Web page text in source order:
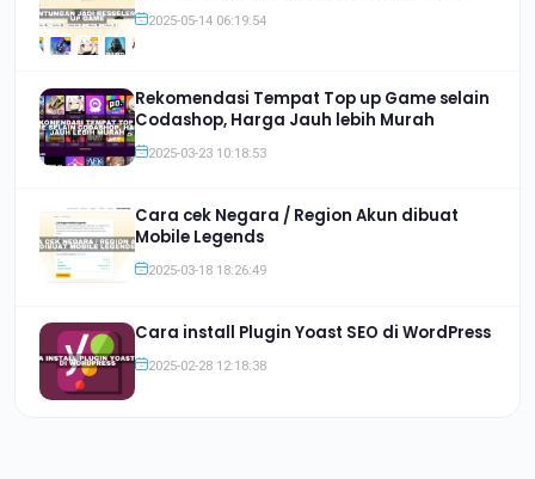
2025-05-14 06:19:54
Rekomendasi Tempat Top up Game selain
Codashop, Harga Jauh lebih Murah
2025-03-23 10:18:53
Cara cek Negara / Region Akun dibuat
Mobile Legends
2025-03-18 18:26:49
Cara install Plugin Yoast SEO di WordPress
2025-02-28 12:18:38